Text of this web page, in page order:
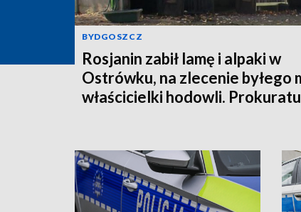
BYDGOSZCZ
Rosjanin zabił lamę i alpaki w
Ostrówku, na zlecenie byłego
właścicielki hodowli.